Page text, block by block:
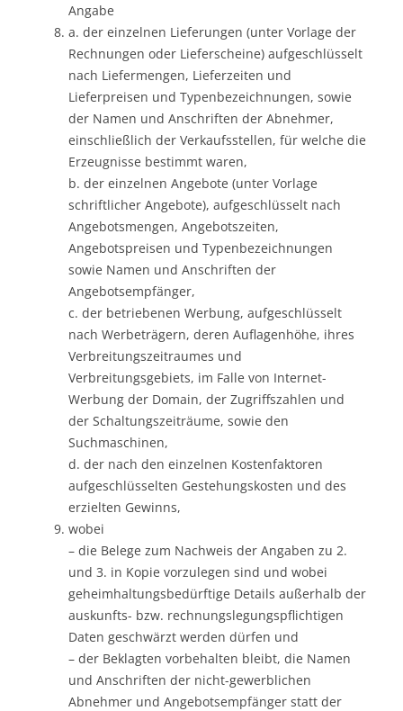
Angabe
a. der einzelnen Lieferungen (unter Vorlage der
Rechnungen oder Lieferscheine) aufgeschlüsselt
nach Liefermengen, Lieferzeiten und
Lieferpreisen und Typenbezeichnungen, sowie
der Namen und Anschriften der Abnehmer,
einschließlich der Verkaufsstellen, für welche die
Erzeugnisse bestimmt waren,
b. der einzelnen Angebote (unter Vorlage
schriftlicher Angebote), aufgeschlüsselt nach
Angebotsmengen, Angebotszeiten,
Angebotspreisen und Typenbezeichnungen
sowie Namen und Anschriften der
Angebotsempfänger,
c. der betriebenen Werbung, aufgeschlüsselt
nach Werbeträgern, deren Auflagenhöhe, ihres
Verbreitungszeitraumes und
Verbreitungsgebiets, im Falle von Internet-
Werbung der Domain, der Zugriffszahlen und
der Schaltungszeiträume, sowie den
Suchmaschinen,
d. der nach den einzelnen Kostenfaktoren
aufgeschlüsselten Gestehungskosten und des
erzielten Gewinns,
wobei
– die Belege zum Nachweis der Angaben zu 2.
und 3. in Kopie vorzulegen sind und wobei
geheimhaltungsbedürftige Details außerhalb der
auskunfts- bzw. rechnungslegungspflichtigen
Daten geschwärzt werden dürfen und
– der Beklagten vorbehalten bleibt, die Namen
und Anschriften der nicht-gewerblichen
Abnehmer und Angebotsempfänger statt der